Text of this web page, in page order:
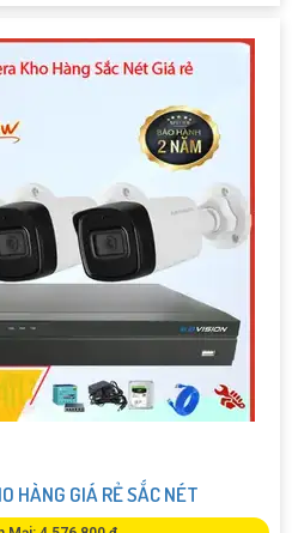
HÀNG GIÁ RẺ SẮC NÉT